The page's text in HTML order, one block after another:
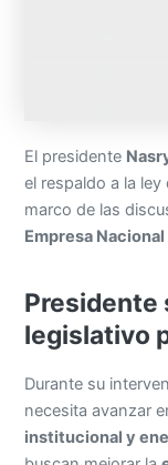
El presidente
el respaldo a la
marco de las
Empresa
Presidente
legislativo
Durante su
necesita avanzar
institucional y